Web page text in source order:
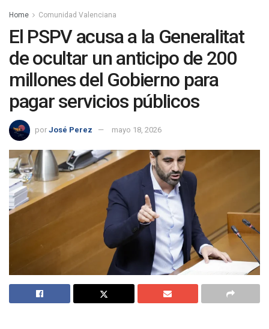
Home Comunidad Valenciana
El PSPV acusa a la Generalitat
de ocultar un anticipo de 200
millones del Gobierno para
pagar servicios públicos
por José Perez mayo 18, 2026